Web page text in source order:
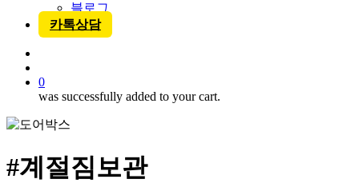
블로그
카톡상담
0
was successfully added to your cart.
#계절짐보관